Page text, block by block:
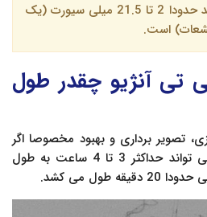
دوز تشعشعات در این فرایند حدودا 2 تا 21.5 میلی سیورت (یک
است.
تی آنژیو چقدر طول
تصویر برداری و بهبود مخصوصا اگر
به فرد بتا بلاکر داده شود، می تواند حداکثر 3 تا 4 ساعت به طول
طول می کشد.